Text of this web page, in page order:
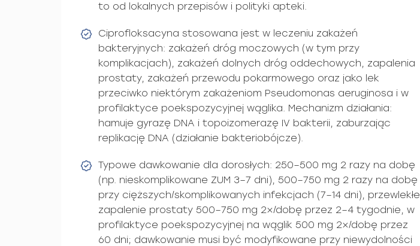
to od lokalnych przepisów i polityki apteki.
Ciprofloksacyna stosowana jest w leczeniu zakażeń
bakteryjnych: zakażeń dróg moczowych (w tym przy
komplikacjach), zakażeń dolnych dróg oddechowych, zapalenia
prostaty, zakażeń przewodu pokarmowego oraz jako lek
przeciwko niektórym zakażeniom Pseudomonas aeruginosa i w
profilaktyce poekspozycyjnej wąglika. Mechanizm działania:
hamuje gyrazę DNA i topoizomerazę IV bakterii, zaburzając
replikację DNA (działanie bakteriobójcze).
Typowe dawkowanie dla dorosłych: 250–500 mg 2 razy na dobę
(np. nieskomplikowane ZUM 3–7 dni), 500–750 mg 2 razy na dobę
przy cięższych/skomplikowanych infekcjach (7–14 dni), przewlekłe
zapalenie prostaty 500–750 mg 2×/dobę przez 2–4 tygodnie, w
profilaktyce poekspozycyjnej na wąglik 500 mg 2×/dobę przez
60 dni; dawkowanie musi być modyfikowane przy niewydolności